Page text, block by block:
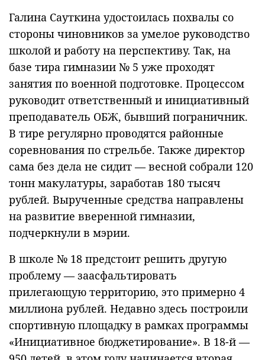
Галина Сауткина удостоилась похвалы со
стороны чиновников за умелое руководство
школой и работу на перспективу. Так, на
базе тира гимназии № 5 уже проходят
занятия по военной подготовке. Процессом
руководит ответственный и инициативный
преподаватель ОБЖ, бывший пограничник.
В тире регулярно проводятся районные
соревнования по стрельбе. Также директор
сама без дела не сидит — весной собрали 120
тонн макулатуры, заработав 180 тысяч
рублей. Вырученные средства направлены
на развитие вверенной гимназии,
подчеркнули в мэрии.
В школе № 18 предстоит решить другую
проблему — заасфальтировать
прилегающую территорию, это примерно 4
миллиона рублей. Недавно здесь построили
спортивную площадку в рамках программы
«Инициативное бюджетирование». В 18-й —